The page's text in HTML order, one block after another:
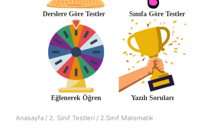
Derslere Göre Testler Sınıfa Göre Testler
Eğlenerek Öğren Yazılı Soruları
Anasayfa / 2. Sınıf Testleri / 2.Sınıf Matematik